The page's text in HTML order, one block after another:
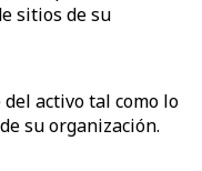
sitios de su
activo tal como lo
su organización.